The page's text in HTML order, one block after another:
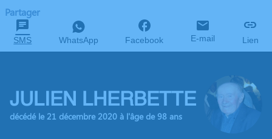
Partager
SMS WhatsApp Facebook E-mail Lien
JULIEN LHERBETTE
décédé le 21 décembre 2020 à l'âge de 98 ans